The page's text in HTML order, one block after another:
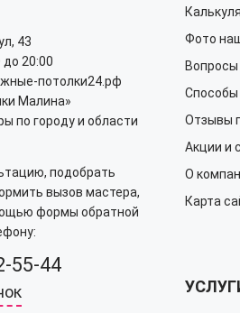
43
20:00
потолки24.рф
Малина»
по городу и области
подобрать
вызов мастера,
формы обратной
55-44
Фото
Отзывы
Акции и
О
Карта